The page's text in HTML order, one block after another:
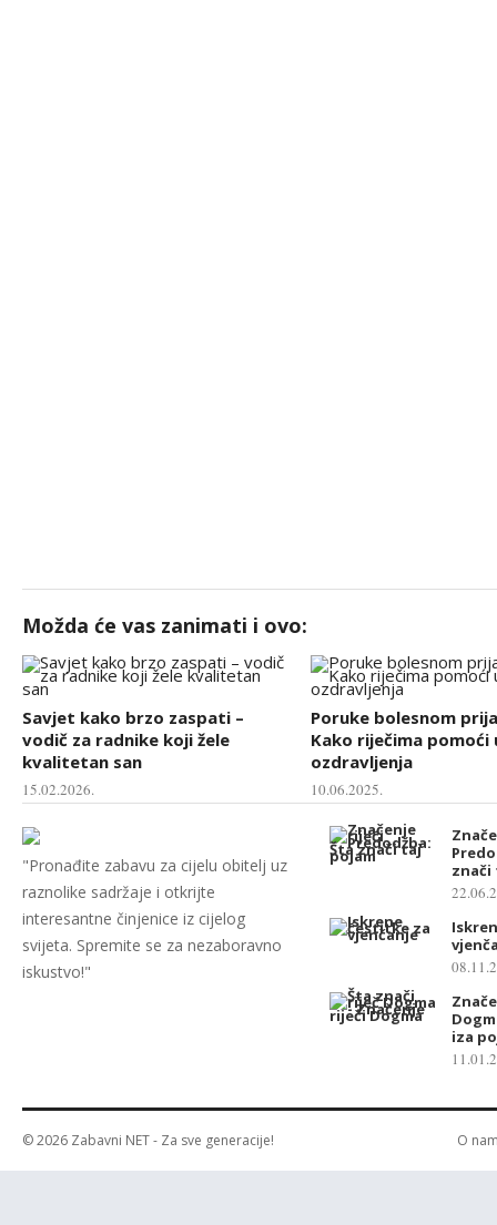
Možda će vas zanimati i ovo:
Savjet kako brzo zaspati –
vodič za radnike koji žele
kvalitetan san
15.02.2026.
Poruke bolesnom
Kako riječima pomoći
ozdravljenja
10.06.2025.
"Pronađite zabavu za cijelu obitelj uz
raznolike sadržaje i otkrijte
interesantne činjenice iz cijelog
svijeta. Spremite se za nezaboravno
iskustvo!"
znači
iza
© 2026 Zabavni NET- Za sve generacije! O